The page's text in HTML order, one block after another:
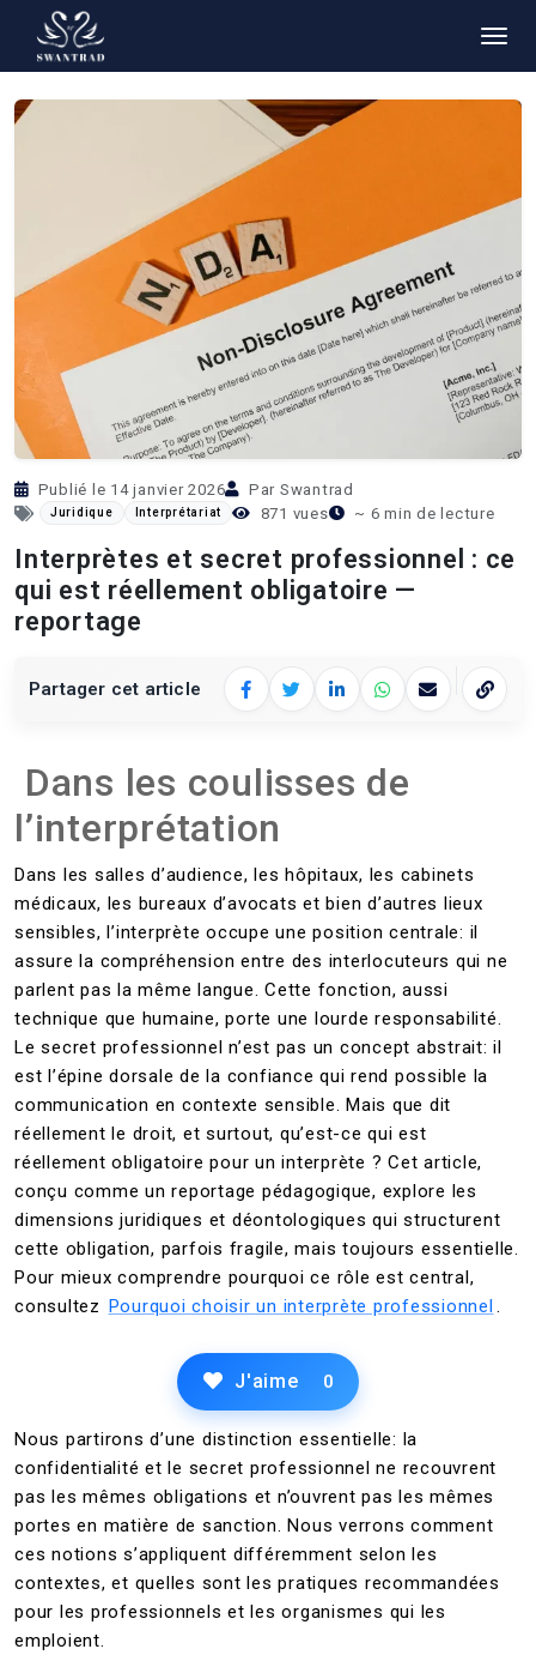
Retour aux articles
Publié le 14 janvier 2026 Par Swantrad
Juridique Interprétariat 871 vues ~ 6 min de lecture
Interprètes et secret professionnel : ce
qui est réellement obligatoire —
reportage
Partager cet article
Facebook
TwitterLinkedInWhatsApp
E‑mail
Dans les coulisses de
l’interprétation
Dans les salles d’audience, les hôpitaux, les cabinets
médicaux, les bureaux d’avocats et bien d’autres lieux
sensibles, l’interprète occupe une position centrale: il
assure la compréhension entre des interlocuteurs qui ne
parlent pas la même langue. Cette fonction, aussi
technique que humaine, porte une lourde responsabilité.
Le secret professionnel n’est pas un concept abstrait: il
est l’épine dorsale de la confiance qui rend possible la
communication en contexte sensible. Mais que dit
réellement le droit, et surtout, qu’est-ce qui est
réellement obligatoire pour un interprète ? Cet article,
conçu comme un reportage pédagogique, explore les
dimensions juridiques et déontologiques qui structurent
cette obligation, parfois fragile, mais toujours essentielle.
Pour mieux comprendre pourquoi ce rôle est central,
consultez Pourquoi choisir un interprète professionnel .
J'aime 0
Nous partirons d’une distinction essentielle: la
confidentialité et le secret professionnel ne recouvrent
pas les mêmes obligations et n’ouvrent pas les mêmes
portes en matière de sanction. Nous verrons comment
ces notions s’appliquent différemment selon les
contextes, et quelles sont les pratiques recommandées
pour les professionnels et les organismes qui les
emploient.